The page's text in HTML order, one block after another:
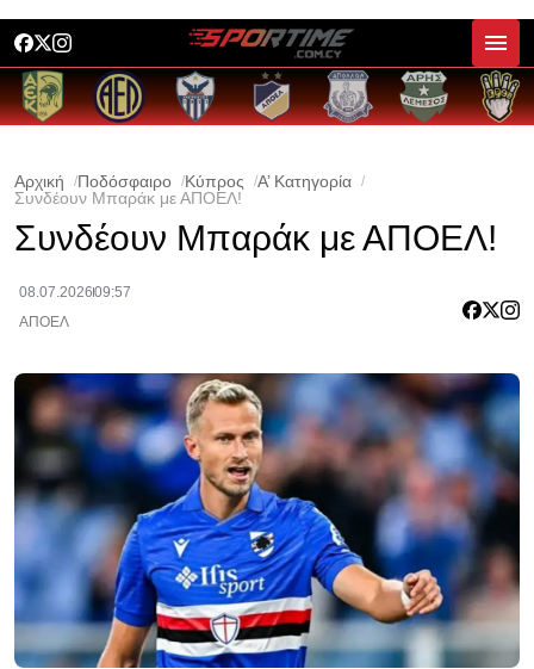
Αρχική Ποδόσφαιρο Κύπρος
Α’ Κατηγορία
Συνδέουν Μπαράκ με ΑΠΟΕΛ!
Συνδέουν Μπαράκ με ΑΠΟΕΛ!
08.07.202609:57
ΑΠΟΕΛ